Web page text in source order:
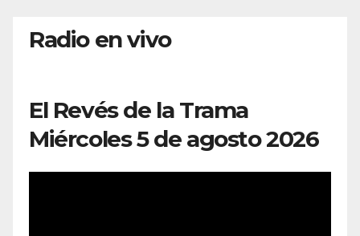
Radio en vivo
El Revés de la Trama
Miércoles 5 de agosto 2026